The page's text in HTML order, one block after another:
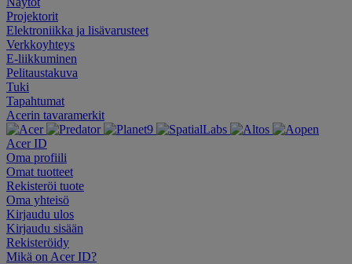
Projektorit
Elektroniikka ja lisävarusteet
Verkkoyhteys
E-liikkuminen
Pelitaustakuva
Tuki
Tapahtumat
Acerin tavaramerkit
Acer ID
Oma profiili
Omat tuotteet
Rekisteröi tuote
Oma yhteisö
Kirjaudu ulos
Kirjaudu sisään
Rekisteröidy
Mikä on Acer ID?